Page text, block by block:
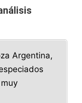
Argentina,